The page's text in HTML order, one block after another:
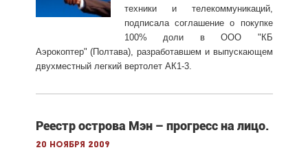
техники и телекоммуникаций,
подписала соглашение о покупке
100% доли в ООО "КБ
Аэрокоптер" (Полтава), разработавшем и выпускающем
двухместный легкий вертолет АК1-3.
Реестр острова Мэн – прогресс на лицо.
20 ноября 2009